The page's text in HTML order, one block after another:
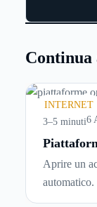
Continua
INTERNET
3–5 minuti6
tempo
Aprire un
automatico.
password,